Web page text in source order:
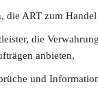
die ART zum Handel
die
anbieten,
und